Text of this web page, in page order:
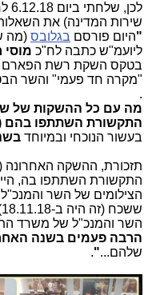
שירות המדינה) את
"היום פורסם בגלובס (מה
ליועמ"ש כתבה לח"כ מוסי
בטקס השקת רשת הפארם
"מקרה חד פעמי" והשר
.
מה עם כל ההשקות של
התקשורת השתתפו בהם
בעשור הנוכחי ובמיוחד
תזכורת, ההשקה האחרונה
התקשורת השתתפו בה,
הצילומים של השר
ששכח (זה היה ב-18.11.18).
השר והמנכ"ל של משרד
הרבה פעמים בשנה
שלהם..."
.